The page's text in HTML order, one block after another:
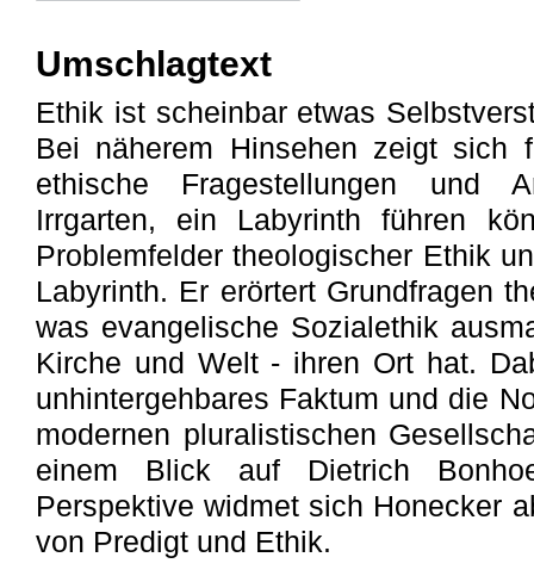
Umschlagtext
Ethik ist scheinbar etwas
Bei näherem Hinsehen zeigt sich
ethische Fragestellungen und
Irrgarten, ein Labyrinth führen
Problemfelder theologischer Ethik
Labyrinth. Er erörtert Grundfragen
was evangelische Sozialethik
Kirche und Welt - ihren Ort hat.
unhintergehbares Faktum und die
modernen pluralistischen
einem Blick auf Dietrich
Perspektive widmet sich Honecker
von Predigt und Ethik.